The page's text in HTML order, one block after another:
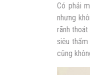
Có phải
nhưng
rãnh
siêu
cũng